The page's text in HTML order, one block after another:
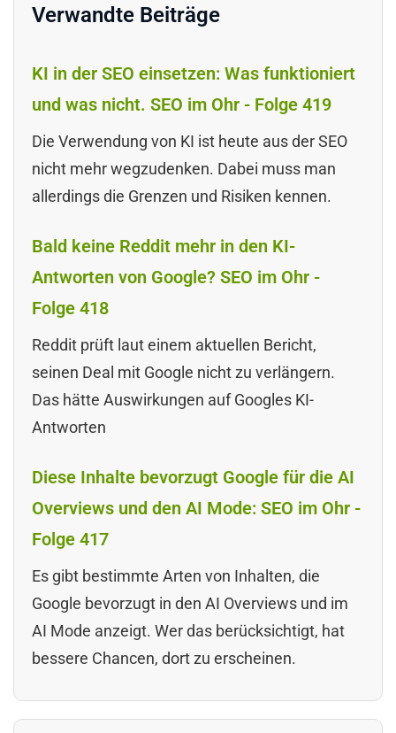
Verwandte Beiträge
KI in der SEO einsetzen: Was funktioniert
und was nicht. SEO im Ohr - Folge 419
Die Verwendung von KI ist heute aus der SEO
nicht mehr wegzudenken. Dabei muss man
allerdings die Grenzen und Risiken kennen.
Bald keine Reddit mehr in den KI-
Antworten von Google? SEO im Ohr -
Folge 418
Reddit prüft laut einem aktuellen Bericht,
seinen Deal mit Google nicht zu verlängern.
Das hätte Auswirkungen auf Googles KI-
Antworten
Diese Inhalte bevorzugt Google für die AI
Overviews und den AI Mode: SEO im Ohr -
Folge 417
Es gibt bestimmte Arten von Inhalten, die
Google bevorzugt in den AI Overviews und im
AI Mode anzeigt. Wer das berücksichtigt, hat
bessere Chancen, dort zu erscheinen.